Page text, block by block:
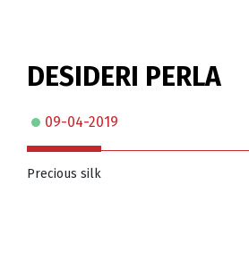
DESIDERI PERLA
09-04-2019
Precious silk